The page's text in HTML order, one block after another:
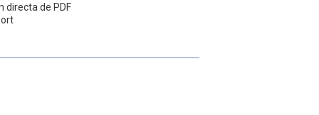
directa de PDF